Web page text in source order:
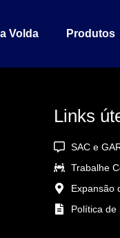
Volda Produtos
de
Links
SAC e
Trabalhe
Expansão
Política de